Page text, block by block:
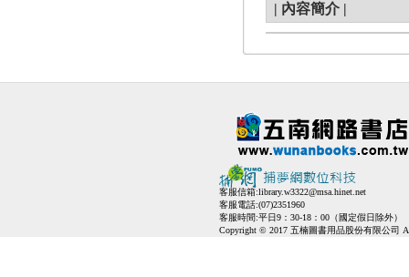
| 內容簡介 |
客服信箱:library.w3322@msa.hinet.net
客服電話:(07)2351960
客服時間:平日9：30-18：00（國定假日除外）
Copyright © 2017 五楠圖書用品股份有限公司